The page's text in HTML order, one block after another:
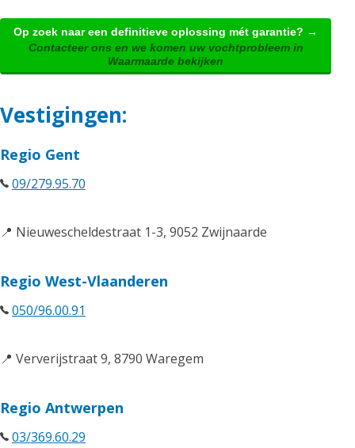
Op zoek naar een definitieve oplossing mét garantie? →
Contacteer ons en we komen uw vochtprobleem in
Waarmaarde bekijken
Vestigingen:
Regio Gent
09/279.95.70
📍 Nieuwescheldestraat 1-3, 9052 Zwijnaarde
Regio West-Vlaanderen
050/96.00.91
📍 Ververijstraat 9, 8790 Waregem
Regio Antwerpen
03/369.60.29